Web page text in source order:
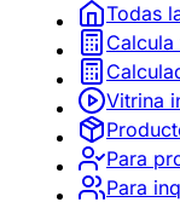
Todas
Vitrina
Para
Para